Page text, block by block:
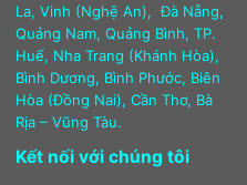
La, Vinh (Nghệ An), Đà Nẵng,
Quảng Nam, Quảng Bình, TP.
Huế, Nha Trang (Khánh Hòa),
Bình Dương, Bình Phước, Biên
Hòa (Đồng Nai), Cần Thơ, Bà
Rịa – Vũng Tàu.
Kết nối với chúng tôi